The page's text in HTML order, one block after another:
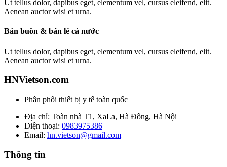
Ut tellus dolor, dapibus eget, elementum vel, cursus eleifend, elit.
Aenean auctor wisi et urna.
Bán buôn & bán lẻ cả nước
Ut tellus dolor, dapibus eget, elementum vel, cursus eleifend, elit.
Aenean auctor wisi et urna.
HNVietson.com
Phân phối thiết bị y tế toàn quốc
Địa chỉ: Toàn nhà T1, XaLa, Hà Đông, Hà Nội
Điện thoại: 0983975386
Email: hn.vietson@gmail.com
Thông tin